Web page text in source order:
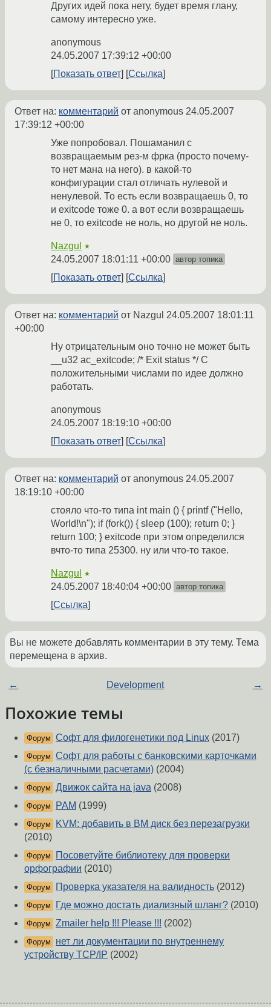
Других идей пока нету, будет время глану,
самому интересно уже.
anonymous
24.05.2007 17:39:12 +00:00
Показать ответ
Ссылка
Ответ на: комментарий от anonymous 24.05.2007
17:39:12 +00:00
Уже попробовал. Пошаманил с
возвращаемым рез-м фрка (просто почему-
то нет мана на него). в какой-то
конфигурации стал отличать нулевой и
ненулевой. То есть если возвращаешь 0, то
и exitcode тоже 0. а вот если возвращаешь
не 0, то exitcode не ноль, но другой не ноль.
Nazgul ★
24.05.2007 18:01:11 +00:00 автор топика
Показать ответ Ссылка
Ответ на: комментарий от Nazgul 24.05.2007 18:01:11
+00:00
Ну отрицательным оно точно не может быть
__u32 ac_exitcode; /* Exit status */ С
положительными числами по идее должно
работать.
anonymous
24.05.2007 18:19:10 +00:00
Показать ответ
Ссылка
Ответ на: комментарий от anonymous 24.05.2007
18:19:10 +00:00
стояло что-то типа int main () { printf ("Hello,
World!\n"); if (fork()) { sleep (100); return 0; }
return 100; } exitcode при этом определился
вчто-то типа 25300. ну или что-то такое.
Nazgul ★
24.05.2007 18:40:04 +00:00 автор топика
Ссылка
Вы не можете добавлять комментарии в эту тему. Тема
перемещена в архив.
← Development →
Похожие темы
Форум Софт для филогенетики под Linux (2017)
Форум Софт для работы с банковскими карточками
(с безналичными расчетами) (2004)
Форум Движок сайта на java (2008)
Форум PAM (1999)
Форум
KVM: добавить в ВМ диск без перезагрузки
(2010)
Форум
Посоветуйте библиотеку для проверки
орфографии (2010)
Форум Проверка указателя на валидность (2012)
Форум Где можно достать диализный шланг? (2010)
Форум Zmailer help !!! Please !!! (2002)
Форум
нет ли документации по внутреннему
устройству TCP/IP (2002)